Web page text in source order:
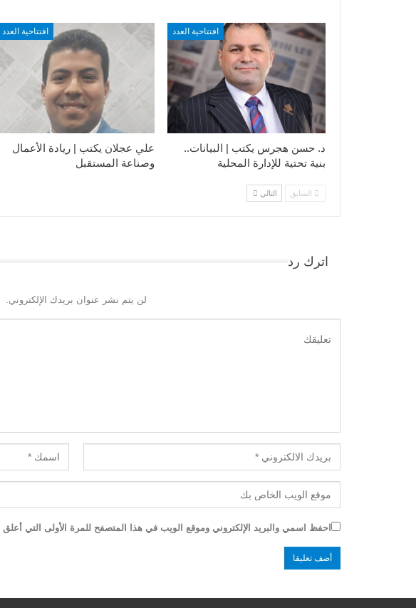
افتتاحية العدد
علي عجلان يكتب | ريادة الأعمال
وصناعة المستقبل
افتتاحية العدد
د. حسن هجرس يكتب | البيانات..
بنية تحتية للإدارة المحلية
السابق التالي
اترك رد
لن يتم نشر عنوان بريدك الإلكتروني.
احفظ اسمي والبريد الإلكتروني وموقع الويب في هذا المتصفح للمرة الأولى التي أعلق